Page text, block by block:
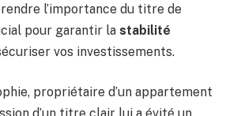
l’importance du titre de
pour garantir la stabilité
vos investissements.
propriétaire d’un appartement